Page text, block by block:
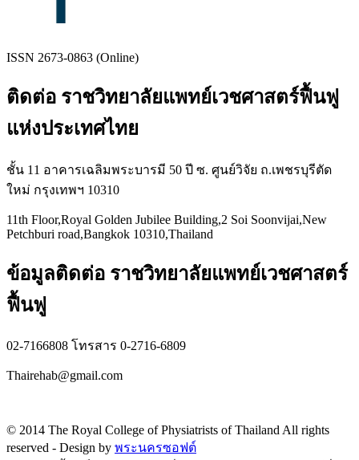
ISSN 2673-0863 (Online)
ติดต่อ ราชวิทยาลัยแพทย์เวชศาสตร์ฟื้นฟู
แห่งประเทศไทย
ชั้น 11 อาคารเฉลิมพระบารมี 50 ปี ซ. ศูนย์วิจัย ถ.เพชรบุรีตัด
ใหม่ กรุงเทพฯ 10310
11th Floor,Royal Golden Jubilee Building,2 Soi Soonvijai,New
Petchburi road,Bangkok 10310,Thailand
ข้อมูลติดต่อ ราชวิทยาลัยแพทย์เวชศาสตร์
ฟื้นฟู
02-7166808 โทรสาร 0-2716-6809
Thairehab@gmail.com
© 2014 The Royal College of Physiatrists of Thailand All rights
reserved - Design by พระนครซอฟต์